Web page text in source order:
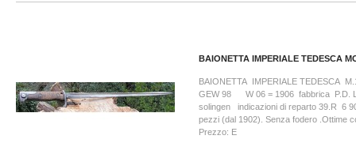
BAIONETTA IMPERIALE TEDESCA
BAIONETTA IMPERIALE TEDESCA
GEW 98 W 06 = 1906 fabbrica P.D.
solingen indicazioni di reparto 39.R 6
pezzi (dal 1902). Senza fodero .Ottime
Prezzo: E